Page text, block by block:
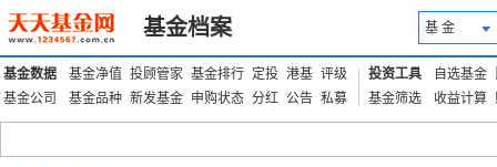
基金档案 基 金
基金数据 基金净值 投顾管家 基金排行 定投 港基 评级
基金公司
基金品种 新发基金 申购状态 分红 公告 私募
投资工具 自选基金
基金筛选
收益计算